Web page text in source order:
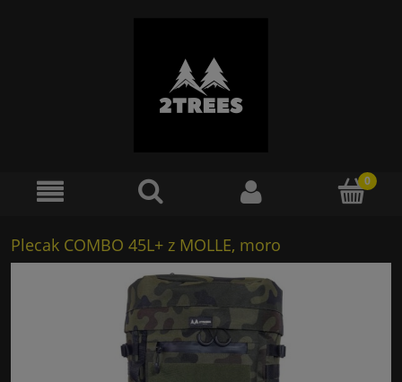
Plecak COMBO 45L+ z MOLLE, moro